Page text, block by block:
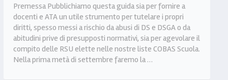
Premessa Pubblichiamo questa guida sia per fornire a
docenti e ATA un utile strumento per tutelare i propri
diritti, spesso messi a rischio da abusi di DS e DSGA o da
abitudini prive di presupposti normativi, sia per agevolare il
compito delle RSU elette nelle nostre liste COBAS Scuola.
Nella prima metà di settembre faremo la …